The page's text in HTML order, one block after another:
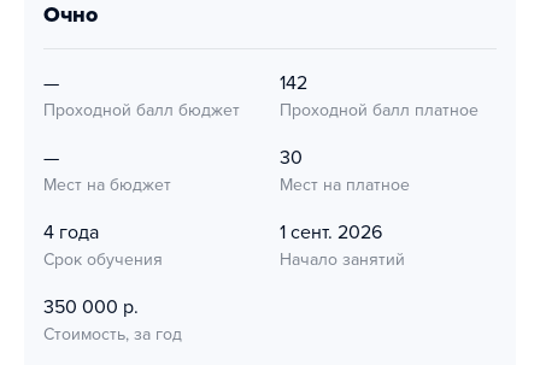
очно
—
Проходной балл бюджет
142
Проходной балл платное
—
Мест на бюджет
30
Мест на платное
4 года
Срок обучения
1 сент. 2026
Начало занятий
350 000 р.
Стоимость, за год